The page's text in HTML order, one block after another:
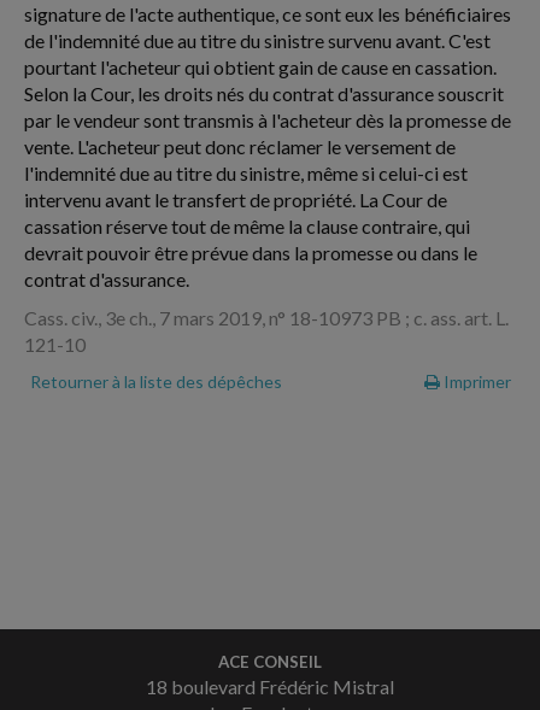
signature de l'acte authentique, ce sont eux les bénéficiaires
de l'indemnité due au titre du sinistre survenu avant. C'est
pourtant l'acheteur qui obtient gain de cause en cassation.
Selon la Cour, les droits nés du contrat d'assurance souscrit
par le vendeur sont transmis à l'acheteur dès la promesse de
vente. L'acheteur peut donc réclamer le versement de
l'indemnité due au titre du sinistre, même si celui-ci est
intervenu avant le transfert de propriété. La Cour de
cassation réserve tout de même la clause contraire, qui
devrait pouvoir être prévue dans la promesse ou dans le
contrat d'assurance.
Cass. civ., 3e ch., 7 mars 2019, n° 18-10973 PB ; c. ass. art. L.
121-10
Retourner à la liste des dépêches Imprimer
ACE CONSEIL
18 boulevard Frédéric Mistral